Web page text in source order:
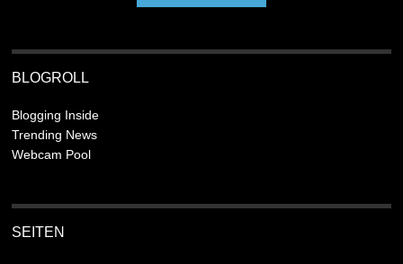
BLOGROLL
Blogging Inside
Trending News
Webcam Pool
SEITEN